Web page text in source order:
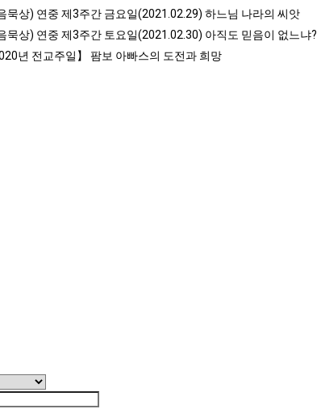
묵상) 연중 제3주간 금요일(2021.02.29) 하느님 나라의 씨앗
묵상) 연중 제3주간 토요일(2021.02.30) 아직도 믿음이 없느냐?
년 전교주일】 팜보 아빠스의 도전과 희망